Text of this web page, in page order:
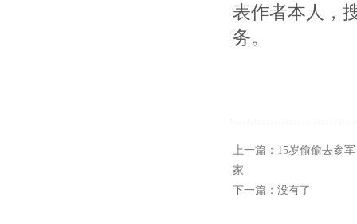
表作者本人，
务。
上一篇： 15岁偷偷去参
家
下一篇：没有了